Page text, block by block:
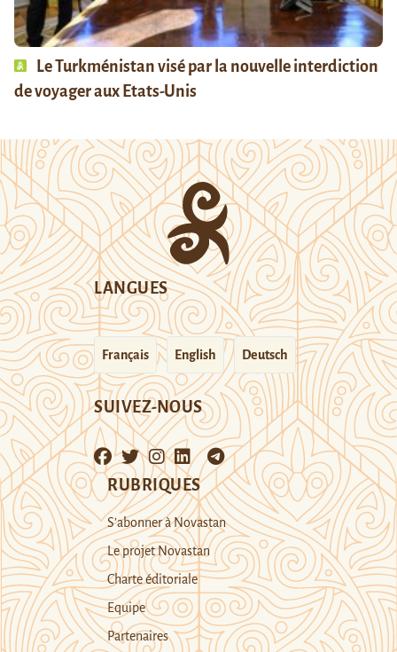
Le Turkménistan visé par la nouvelle interdiction
de voyager aux Etats-Unis
LANGUES
Français English Deutsch
SUIVEZ-NOUS
RUBRIQUES
S’abonner à Novastan
Le projet Novastan
Charte éditoriale
Equipe
Partenaires